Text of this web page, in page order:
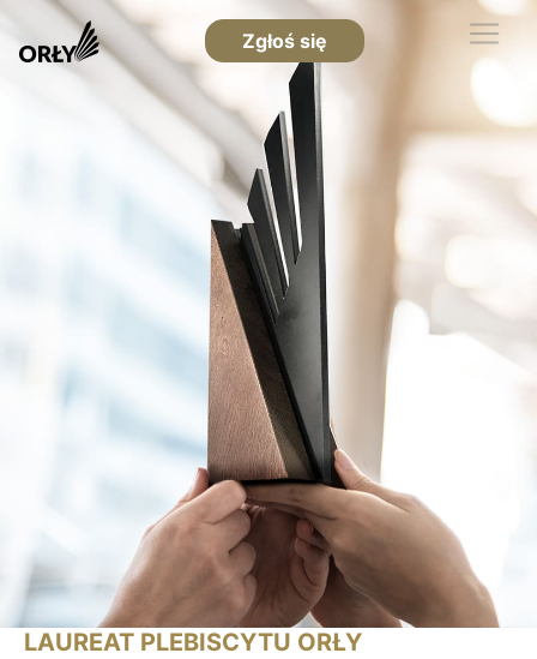
Zgłoś się
LAUREAT PLEBISCYTU ORŁY